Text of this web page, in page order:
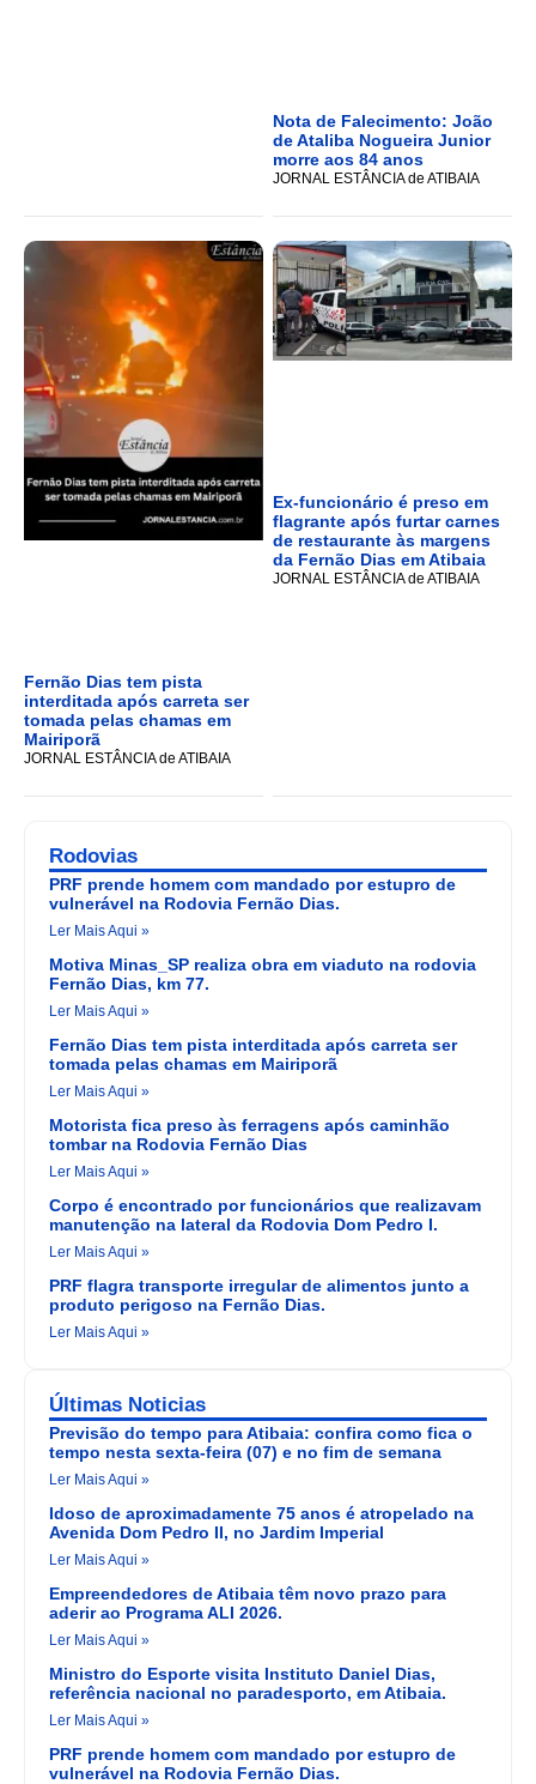
Nota de Falecimento: João
de Ataliba Nogueira Junior
morre aos 84 anos
JORNAL ESTÂNCIA de ATIBAIA
Fernão Dias tem pista
interditada após carreta ser
tomada pelas chamas em
Mairiporã
JORNAL ESTÂNCIA de ATIBAIA
Ex-funcionário é preso em
flagrante após furtar carnes
de restaurante às margens
da Fernão Dias em Atibaia
JORNAL ESTÂNCIA de ATIBAIA
Rodovias
PRF prende homem com mandado por estupro de
vulnerável na Rodovia Fernão Dias.
Ler Mais Aqui »
Motiva Minas_SP realiza obra em viaduto na rodovia
Fernão Dias, km 77.
Ler Mais Aqui »
Fernão Dias tem pista interditada após carreta ser
tomada pelas chamas em Mairiporã
Ler Mais Aqui »
Motorista fica preso às ferragens após caminhão
tombar na Rodovia Fernão Dias
Ler Mais Aqui »
Corpo é encontrado por funcionários que realizavam
manutenção na lateral da Rodovia Dom Pedro I.
Ler Mais Aqui »
PRF flagra transporte irregular de alimentos junto a
produto perigoso na Fernão Dias.
Ler Mais Aqui »
Últimas Noticias
Previsão do tempo para Atibaia: confira como fica o
tempo nesta sexta-feira (07) e no fim de semana
Ler Mais Aqui »
Idoso de aproximadamente 75 anos é atropelado na
Avenida Dom Pedro II, no Jardim Imperial
Ler Mais Aqui »
Empreendedores de Atibaia têm novo prazo para
aderir ao Programa ALI 2026.
Ler Mais Aqui »
Ministro do Esporte visita Instituto Daniel Dias,
referência nacional no paradesporto, em Atibaia.
Ler Mais Aqui »
PRF prende homem com mandado por estupro de
vulnerável na Rodovia Fernão Dias.